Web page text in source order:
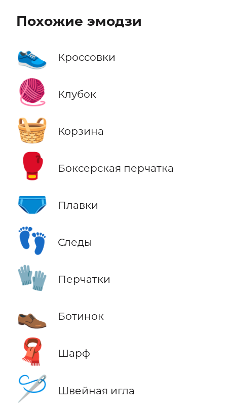
Похожие эмодзи
👟 Кроссовки
🧶 Клубок
🧺 Корзина
🥊 Боксерская перчатка
🩲 Плавки
👣 Следы
🧤 Перчатки
👞 Ботинок
🧣 Шарф
🪡 Швейная игла